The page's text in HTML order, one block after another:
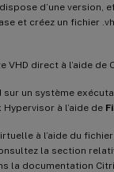
d’une version,
et créez un fichier
VHD direct à l’aide de
sur un système
à l’aide de
à l’aide du
la section
la documentation